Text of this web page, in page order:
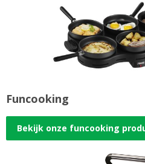
Funcooking
Bekijk onze funcooking